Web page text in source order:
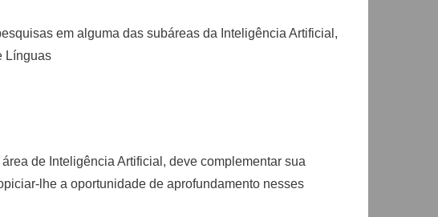
em alguma das subáreas da Inteligência Artificial,
Línguas
de Inteligência Artificial, deve complementar sua
lhe a oportunidade de aprofundamento nesses